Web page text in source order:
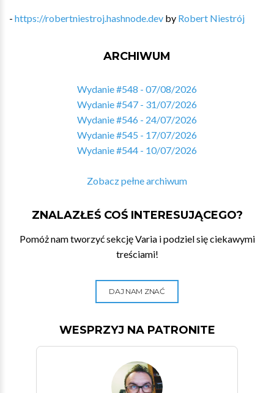
- https://robertniestroj.hashnode.dev by Robert Niestrój
ARCHIWUM
Wydanie #548 - 07/08/2026
Wydanie #547 - 31/07/2026
Wydanie #546 - 24/07/2026
Wydanie #545 - 17/07/2026
Wydanie #544 - 10/07/2026
Zobacz pełne archiwum
ZNALAZŁEŚ COŚ INTERESUJĄCEGO?
Pomóż nam tworzyć sekcję Varia i podziel się ciekawymi
treściami!
DAJ NAM ZNAĆ
WESPRZYJ NA PATRONITE